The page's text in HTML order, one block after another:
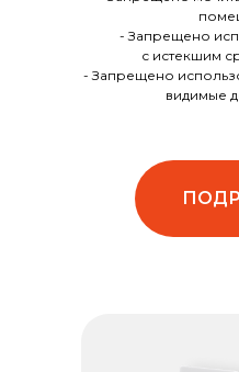
- Запрещено
с истекшим
- Запрещено
видимые